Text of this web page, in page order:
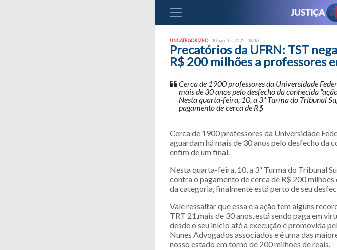
UNCATEGORIZED| 10 agosto, 2022 - 18:16
Precatórios da UFRN: TST
R$ 200 milhões a professores
Cerca de 1900 professores da Universidade
mais de 30 anos pelo desfecho da conhecida
Nesta quarta-feira, 10, a 3ª Turma do Tribunal
pagamento de cerca de R$
Cerca de 1900 professores da Universidade
aguardam há mais de 30 anos pelo desfecho da
enfim de um final.
Nesta quarta-feira, 10, a 3ª Turma do Tribunal
contra o pagamento de cerca de R$ 200
da categoria, finalmente está perto de seu
Vale ressaltar que essa é a ação tem alguns
TRT 21,mais de 30 anos, está sendo paga em
desde o seu início até a execução é promovida
Nunes Advogados associados e é uma das
nosso estado em torno de 200 milhões de reais.